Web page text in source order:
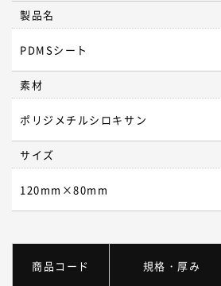
製品名
PDMSシート
素材
ポリジメチルシロキサン
サイズ
120mm×80mm
商品コード 規格・厚み